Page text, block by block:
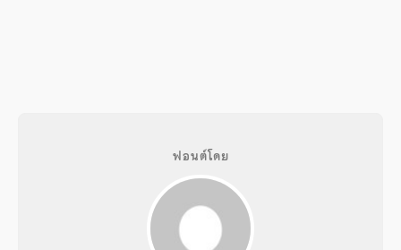
ฟอนต์โดย